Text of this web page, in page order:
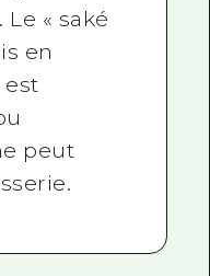
« saké
en
est
peut